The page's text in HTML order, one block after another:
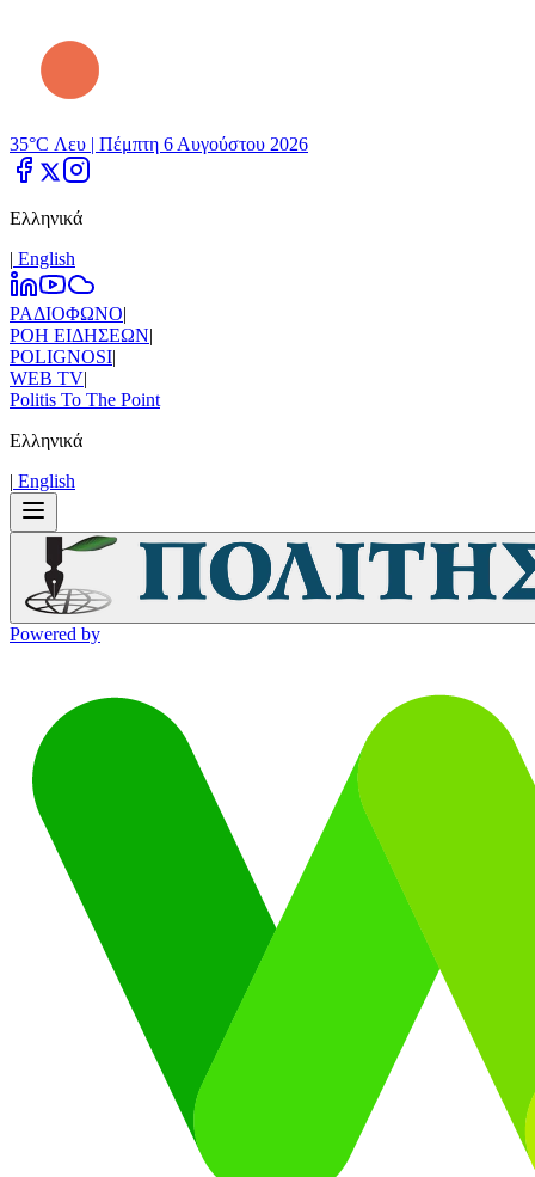
35°C Λευ | Πέμπτη 6 Αυγούστου 2026
Ελληνικά
| Εnglish
ΡΑΔΙΟΦΩΝΟ|
ΡΟΗ ΕΙΔΗΣΕΩΝ|
POLIGNOSI|
WEB TV|
Politis To The Point
Ελληνικά
| Εnglish
Powered by